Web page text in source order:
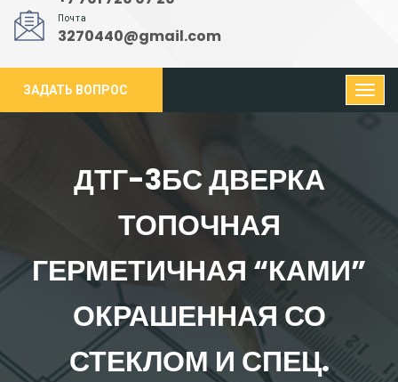
Почта
3270440@gmail.com
ЗАДАТЬ ВОПРОС
ДТГ-3БС ДВЕРКА
ТОПОЧНАЯ
ГЕРМЕТИЧНАЯ “КАМИ”
ОКРАШЕННАЯ СО
СТЕКЛОМ И СПЕЦ.